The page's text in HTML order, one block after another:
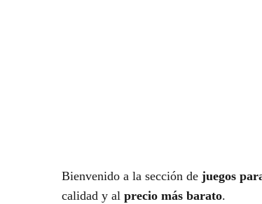
Bienvenido a la sección de juegos
calidad y al precio más barato.